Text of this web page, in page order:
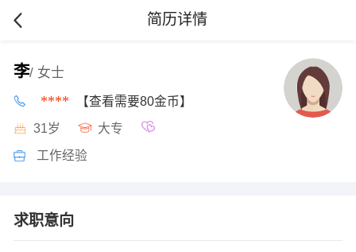
简历详情
李/ 女士
**** 【查看需要80金币】
31岁 大专
工作经验
求职意向